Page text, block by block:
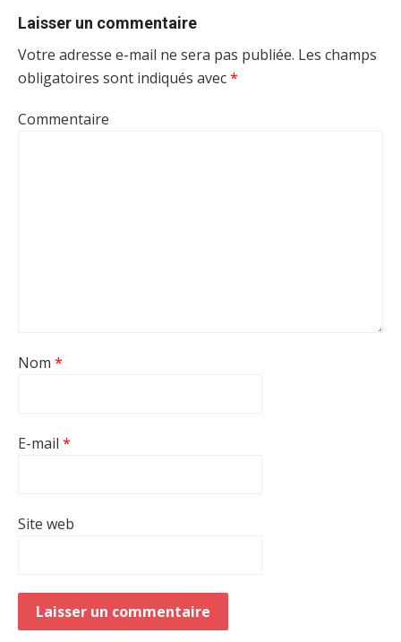
Laisser un commentaire
Votre adresse e-mail ne sera pas publiée. Les champs
obligatoires sont indiqués avec*
Commentaire
Nom *
E-mail *
Site web